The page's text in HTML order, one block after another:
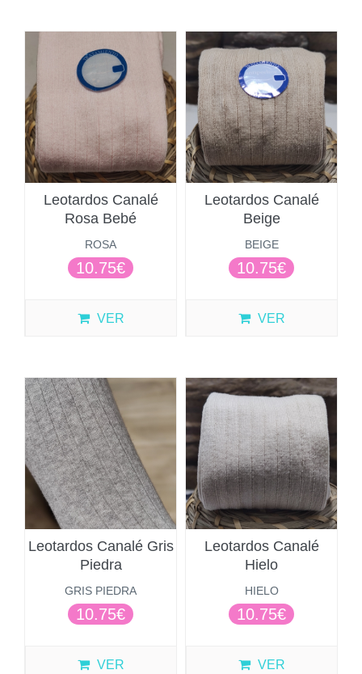
Leotardos Canalé
Rosa Bebé
ROSA
10.75€
VER
Leotardos Canalé
Beige
BEIGE
10.75€
VER
Leotardos Canalé Gris
Piedra
GRIS PIEDRA
10.75€
VER
Leotardos Canalé
Hielo
HIELO
10.75€
VER